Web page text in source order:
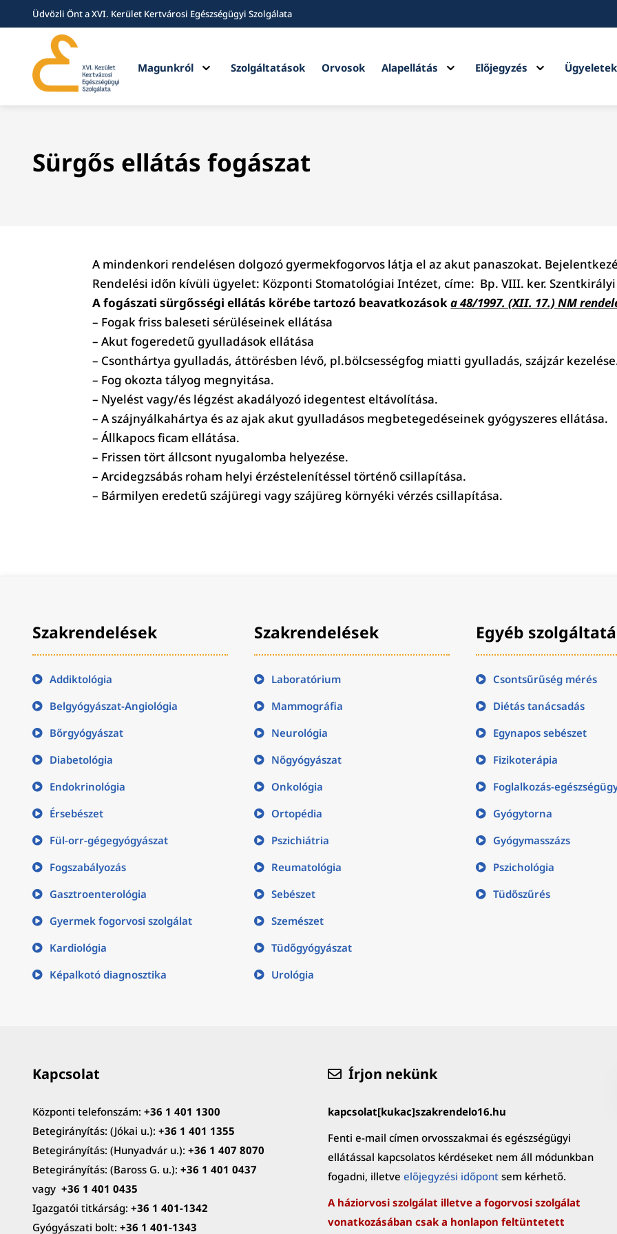
Üdvözli Önt a XVI. Kerület Kertvárosi Egészségügyi Szolgálata
Magunkról
Expand
Szolgáltatások Orvosok Alapellátás
Expand
Előjegyzés
Expand
Ügyeletek
Sürgős ellátás fogászat
A mindenkori rendelésen dolgozó gyermekfogorvos látja el az akut panaszokat.
Rendelési időn kívüli ügyelet: Központi Stomatológiai Intézet, címe: Bp. VIII. ker.
A fogászati sürgősségi ellátás körébe tartozó beavatkozásoka 48/1997. (XII. 17.) NM
– Fogak friss baleseti sérüléseinek ellátása
– Akut fogeredetű gyulladások ellátása
– Csonthártya gyulladás, áttörésben lévő, pl.bölcsességfog miatti gyulladás, szájzár
– Fog okozta tályog megnyitása.
– Nyelést vagy/és légzést akadályozó idegentest eltávolítása.
– A szájnyálkahártya és az ajak akut gyulladásos megbetegedéseinek gyógyszeres ellátása.
– Állkapocs ficam ellátása.
– Frissen tört állcsont nyugalomba helyezése.
– Arcidegzsábás roham helyi érzéstelenítéssel történő csillapítása.
– Bármilyen eredetű szájüregi vagy szájüreg környéki vérzés csillapítása.
Szakrendelések
Addiktológia
Belgyógyászat-Angiológia
Bőrgyógyászat
Diabetológia
Endokrinológia
Érsebészet
Fül-orr-gégegyógyászat
Fogszabályozás
Gasztroenterológia
Gyermek fogorvosi szolgálat
Kardiológia
Képalkotó diagnosztika
Szakrendelések
Laboratórium
Mammográfia
Neurológia
Nőgyógyászat
Onkológia
Ortopédia
Pszichiátria
Reumatológia
Sebészet
Szemészet
Tüdőgyógyászat
Urológia
Egyéb
Csontsűrűség mérés
Diétás tanácsadás
Egynapos sebészet
Fizikoterápia
Foglalkozás-
Gyógytorna
Gyógymasszázs
Pszichológia
Tüdőszűrés
Kapcsolat
Központi telefonszám:+36 1 401 1300
Betegirányítás: (Jókai u.): +36 1 401 1355
Betegirányítás: (Hunyadvár u.):+36 1 407 8070
Betegirányítás: (Baross G. u.):+36 1 401 0437
vagy +36 1 401 0435
Igazgatói titkárság:+36 1 401-1342
Gyógyászati bolt:+36 1 401-1343
Írjon nekünk
kapcsolat[kukac]szakrendelo16.hu
Fenti e-mail címen orvosszakmai és egészségügyi
ellátással kapcsolatos kérdéseket nem áll módunkban
fogadni, illetveelőjegyzési időpont sem kérhető.
A háziorvosi szolgálat illetve a fogorvosi szolgálat
vonatkozásában csak a honlapon feltüntetett